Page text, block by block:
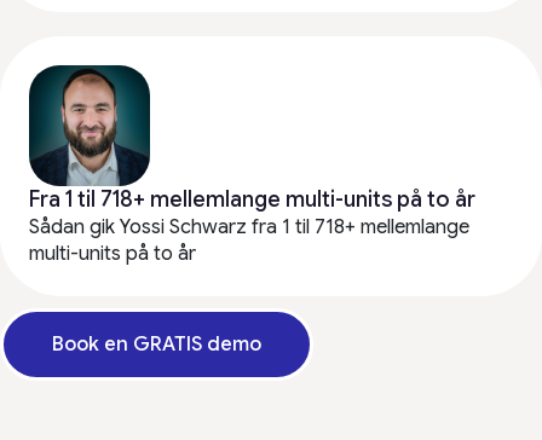
Fra 1 til 718+ mellemlange multi-units på to år
Sådan gik Yossi Schwarz fra 1 til 718+ mellemlange
multi-units på to år
Book en GRATIS demo